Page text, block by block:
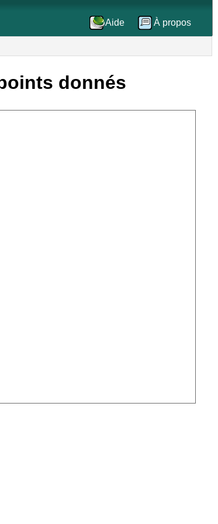
Aide À propos
donnés